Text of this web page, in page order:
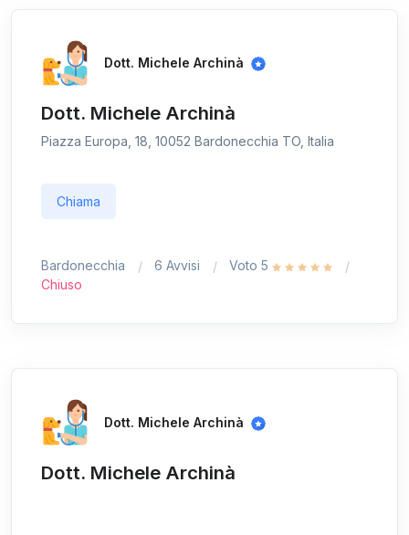
Dott. Michele Archinà
Dott. Michele Archinà
Piazza Europa, 18, 10052 Bardonecchia TO, Italia
Chiama
Bardonecchia 6 Avvisi
Voto 5
Chiuso
Dott. Michele Archinà
Dott. Michele Archinà